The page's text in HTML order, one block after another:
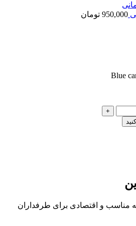
950,000 تومان
Blue
مناسب و اقتصادی برای طرفداران